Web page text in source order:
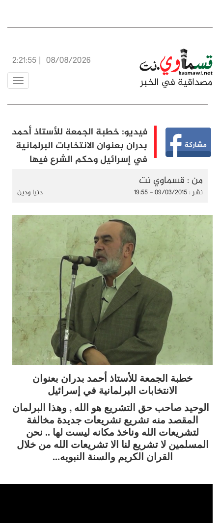
08/08/2026
2:21:55
فيديو: خطبة الجمعة للأستاذ أحمد
بدران بعنوان الانتخابات البرلمانية
في إسرائيل وحكم الشرع فيها
نت
للأستاذ أحمد بدران بعنوان
البرلمانية في إسرائيل
التشريع هو الله , وهذا البرلمان
تشريع تشريعات جديدة مخالفة
وناخذ مكانه ليست لها .. نحن
لنا الا تشريعات الله من خلال
الكريم والسنة النبويه...